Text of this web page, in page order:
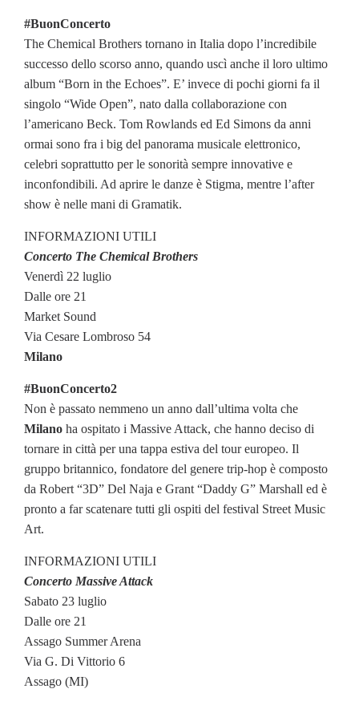
#BuonConcerto
The Chemical Brothers tornano in Italia dopo l’incredibile
successo dello scorso anno, quando uscì anche il loro ultimo
album “Born in the Echoes”. E’ invece di pochi giorni fa il
singolo “Wide Open”, nato dalla collaborazione con
l’americano Beck. Tom Rowlands ed Ed Simons da anni
ormai sono fra i big del panorama musicale elettronico,
celebri soprattutto per le sonorità sempre innovative e
inconfondibili. Ad aprire le danze è Stigma, mentre l’after
show è nelle mani di Gramatik.
INFORMAZIONI UTILI
Concerto The Chemical Brothers
Venerdì 22 luglio
Dalle ore 21
Market Sound
Via Cesare Lombroso 54
Milano
#BuonConcerto2
Non è passato nemmeno un anno dall’ultima volta che
Milano ha ospitato i Massive Attack, che hanno deciso di
tornare in città per una tappa estiva del tour europeo. Il
gruppo britannico, fondatore del genere trip-hop è composto
da Robert “3D” Del Naja e Grant “Daddy G” Marshall ed è
pronto a far scatenare tutti gli ospiti del festival Street Music
Art.
INFORMAZIONI UTILI
Concerto Massive Attack
Sabato 23 luglio
Dalle ore 21
Assago Summer Arena
Via G. Di Vittorio 6
Assago (MI)